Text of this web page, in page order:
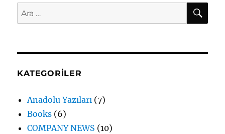
Ara:
KATEGORILER
Anadolu Yazıları (7)
Books (6)
COMPANY NEWS (10)